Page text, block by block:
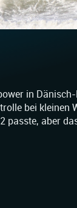
in
bei kleinen
passte, aber